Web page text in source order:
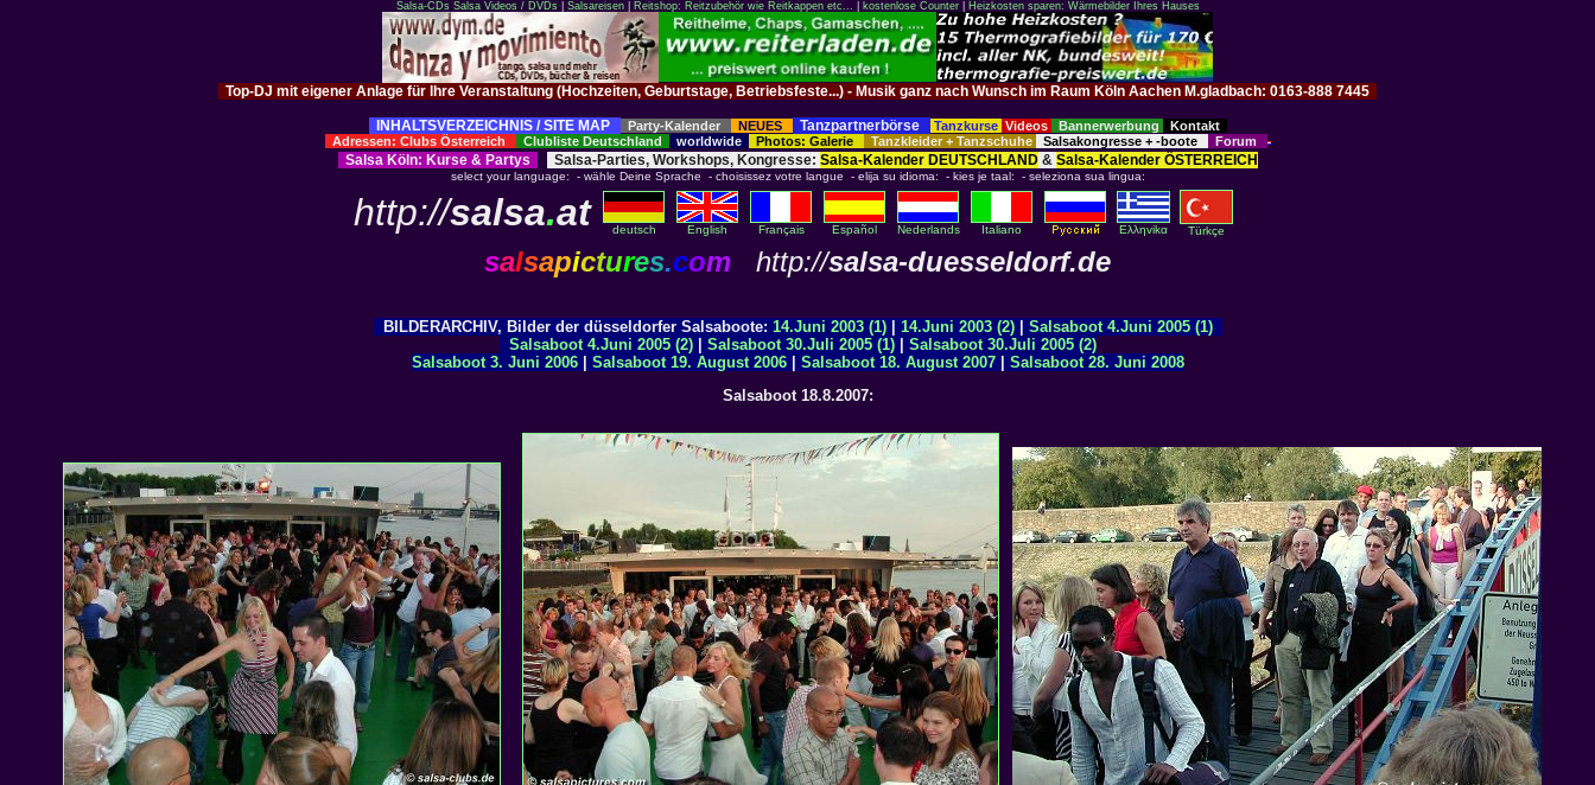
Salsa-CDs Salsa Videos / DVDs| Salsareisen| Reitshop: Reitzubehör wie Reitkappen etc... kostenlose Counter| Heizkosten sparen: Wärmebilder Ihres Hauses
Top-DJ mit eigener Anlage für Ihre Veranstaltung (Hochzeiten, Geburtstage, Betriebsfeste...) - Musik ganz nach Wunsch im Raum Köln Aachen M.gladbach: 0163-888 7445
INHALTSVERZEICHNIS / SITE MAP Party-Kalender NEUES Tanzpartnerbörse Tanzkurse Videos Bannerwerbung
Kontakt
Adressen: Clubs Österreich
Clubliste Deutschland worldwide Photos: Galerie Tanzkleider + Tanzschuhe Salsakongresse + -boote Forum
Salsa Köln: Kurse& Partys Salsa-Parties, Workshops, Kongresse: Salsa-Kalender DEUTSCHLAND& Salsa-Kalender ÖSTERREICH
select your language: - wähle Deine Sprache - choisissez votre langue - elija su idioma: - kies je taal: - seleziona sua lingua:
http://salsa.at deutsch English Français Español Nederlands Italiano Eλληvikα Türkçe
salsapictures.com http://salsa-duesseldorf.de
BILDERARCHIV, Bilder der düsseldorfer Salsaboote: 14.Juni 2003 (1)| 14.Juni 2003 (2)| Salsaboot 4.Juni 2005 (1)
Salsaboot 4.Juni 2005 (2)| Salsaboot 30.Juli 2005 (1)| Salsaboot 30.Juli 2005 (2)
Salsaboot 3. Juni 2006
Salsaboot 19. August 2006 Salsaboot 18. August 2007
Salsaboot 28. Juni 2008
Salsaboot 18.8.2007: